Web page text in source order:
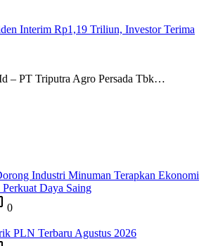
Interim Rp1,19 Triliun, Investor Terima
– PT Triputra Agro Persada Tbk…
Industri Minuman Terapkan Ekonomi
Daya Saing
0
PLN Terbaru Agustus 2026